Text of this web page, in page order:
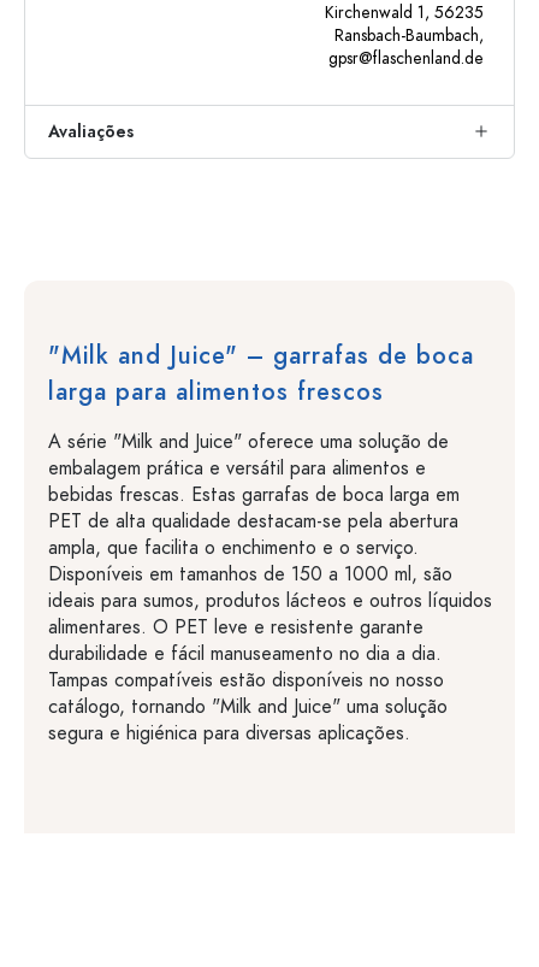
Kirchenwald 1, 56235
Ransbach-Baumbach,
gpsr@flaschenland.de
Avaliações
"Milk and Juice" – garrafas de boca
larga para alimentos frescos
A série "Milk and Juice" oferece uma solução de
embalagem prática e versátil para alimentos e
bebidas frescas. Estas garrafas de boca larga em
PET de alta qualidade destacam-se pela abertura
ampla, que facilita o enchimento e o serviço.
Disponíveis em tamanhos de 150 a 1000 ml, são
ideais para sumos, produtos lácteos e outros líquidos
alimentares. O PET leve e resistente garante
durabilidade e fácil manuseamento no dia a dia.
Tampas compatíveis estão disponíveis no nosso
catálogo, tornando "Milk and Juice" uma solução
segura e higiénica para diversas aplicações.